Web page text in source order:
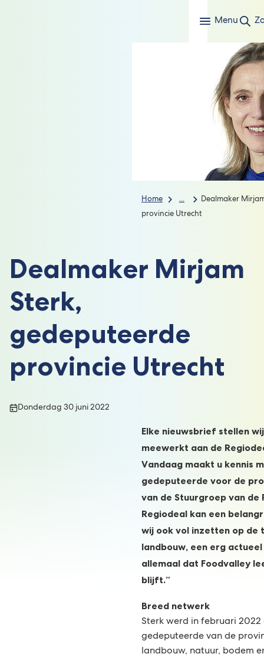
Menu
Home ...
Dealmaker
provincie Utrecht
Dealmaker Mirjam
Sterk,
gedeputeerde
provincie Utrecht
Publicatiedatum:
Donderdag 30 juni 2022
Elke nieuwsbrief stellen
meewerkt aan de
Vandaag maakt u kennis
gedeputeerde voor de
van de Stuurgroep van de
Regiodeal kan een
wij ook vol inzetten op de
landbouw, een erg
allemaal dat Foodvalley
blijft.”
Breed netwerk
Sterk werd in februari 2022
gedeputeerde van de
landbouw, natuur, bodem